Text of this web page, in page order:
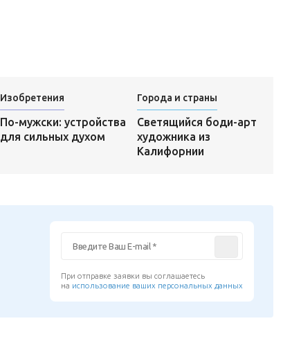
Изобретения
По-мужски: устройства
для сильных духом
Города и страны
Светящийся боди-арт
художника из
Калифорнии
При отправке заявки вы соглашаетесь
на использование ваших персональных данных